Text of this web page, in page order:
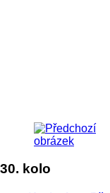
30. kolo